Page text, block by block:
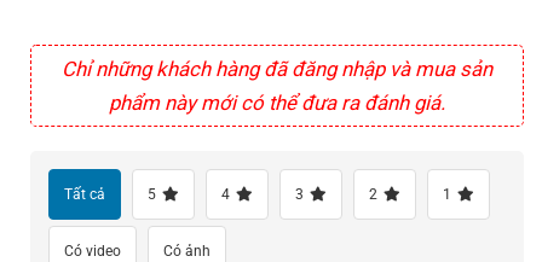
Chỉ những khách hàng đã đăng nhập và mua sản
phẩm này mới có thể đưa ra đánh giá.
Tất cả 5 4 3 2 1
Có video Có ảnh